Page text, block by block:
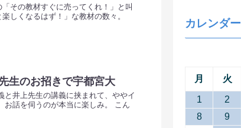
その教材すぐに売ってくれ！」と叫
しくなるはず！」な教材の数々。
生のお招きで宇都宮大
井上先生の講義に挟まれて、ややイ
お話を伺うのが本当に楽しみ。 こん
カレンダー
月 火
1 2
8
9